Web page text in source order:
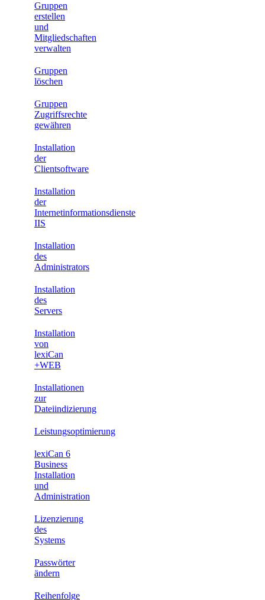
Gruppen
erstellen
und
Mitgliedschaften
verwalten
Gruppen
löschen
Gruppen
Zugriffsrechte
gewähren
Installation
der
Clientsoftware
Installation
der
Internetinformationsdienste
IIS
Installation
des
Administrators
Installation
des
Servers
Installation
von
lexiCan
+WEB
Installationen
zur
Dateiindizierung
Leistungsoptimierung
lexiCan 6
Business
Installation
und
Administration
Lizenzierung
des
Systems
Passwörter
ändern
Reihenfolge